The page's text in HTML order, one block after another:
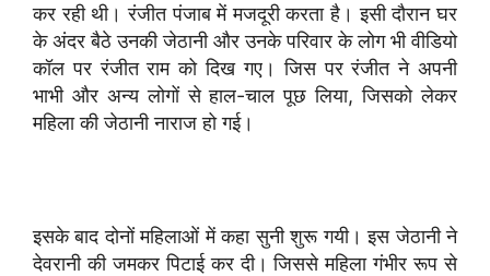
कर रही थी। रंजीत पंजाब में मजदूरी करता है। इसी दौरान घर
के अंदर बैठे उनकी जेठानी और उनके परिवार के लोग भी वीडियो
कॉल पर रंजीत राम को दिख गए। जिस पर रंजीत ने अपनी
भाभी और अन्य लोगों से हाल-चाल पूछ लिया, जिसको लेकर
महिला की जेठानी नाराज हो गई।
इसके बाद दोनों महिलाओं में कहा सुनी शुरू गयी। इस जेठानी ने
देवरानी की जमकर पिटाई कर दी। जिससे महिला गंभीर रूप से